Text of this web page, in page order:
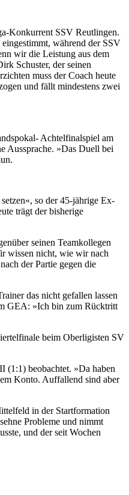
Konkurrent SSV Reutlingen.
während der SSV
wir die Leistung aus dem
Schuster, der seinen
muss der Coach heute
und fällt mindestens zwei
Achtelfinalspiel am
Aussprache. »Das Duell bei
so der 45-jährige Ex-
trägt der bisherige
seinen Teamkollegen
wissen nicht, wie wir nach
der Partie gegen die
das nicht gefallen lassen
GEA: »Ich bin zum Rücktritt
beim Oberligisten SV
(1:1) beobachtet. »Da haben
Konto. Auffallend sind aber
in der Startformation
Probleme und nimmt
und der seit Wochen